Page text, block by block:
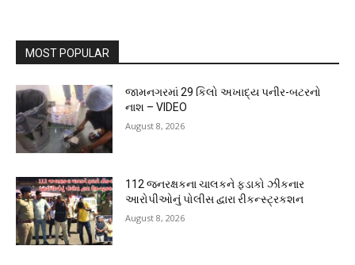
MOST POPULAR
જામનગરમાં 29 કિલો અખાદ્ય પનીર-બટરનો
નાશ – VIDEO
August 8, 2026
112 જનરક્ષકના ચાલકને ફડાકો ઝીકનાર
આરોપીઓનું પોલીસ દ્વારા રીકન્સ્ટ્રકશન
August 8, 2026